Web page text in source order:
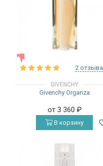
2 отзыва
GIVENCHY
Givenchy Organza
от 3 360 ₽
В корзину